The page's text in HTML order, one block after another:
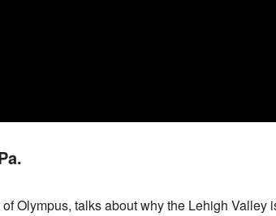
Olympus, talks about why the Lehigh Valley